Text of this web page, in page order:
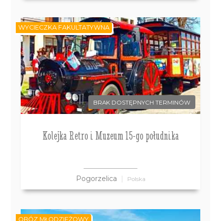
BRAK DOSTĘPNYCH TERMINÓW
Kolejka Retro i Muzeum 15-go południka
Pogorzelica Polska
WYCIECZKA FAKULTATYWNA
OBÓZ MŁODZIEŻOWY